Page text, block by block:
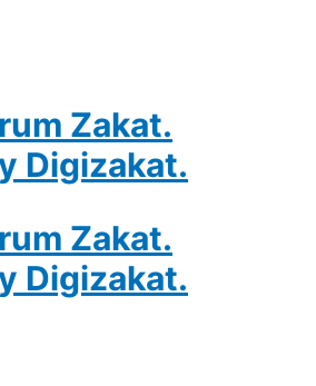
Zakat.
Digizakat.
Zakat.
Digizakat.